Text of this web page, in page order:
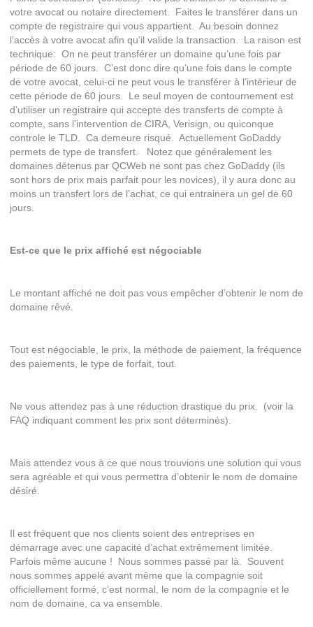
votre avocat ou notaire directement. Faites le transférer dans un
compte de registraire qui vous appartient. Au besoin donnez
l’accès à votre avocat afin qu’il valide la transaction. La raison est
technique: On ne peut transférer un domaine qu’une fois par
période de 60 jours. C’est donc dire qu’une fois dans le compte
de votre avocat, celui-ci ne peut vous le transférer à l’intérieur de
cette période de 60 jours. Le seul moyen de contournement est
d’utiliser un registraire qui accepte des transferts de compte à
compte, sans l’intervention de CIRA, Verisign, ou quiconque
controle le TLD. Ca demeure risqué. Actuellement GoDaddy
permets de type de transfert. Notez que généralement les
domaines détenus par QCWeb ne sont pas chez GoDaddy (ils
sont hors de prix mais parfait pour les novices), il y aura donc au
moins un transfert lors de l’achat, ce qui entrainera un gel de 60
jours.
Est-ce que le prix affiché est négociable
Le montant affiché ne doit pas vous empêcher d’obtenir le nom de
domaine rêvé.
Tout est négociable, le prix, la méthode de paiement, la fréquence
des paiements, le type de forfait, tout.
Ne vous attendez pas à une réduction drastique du prix. (voir la
FAQ indiquant comment les prix sont déterminés).
Mais attendez vous à ce que nous trouvions une solution qui vous
sera agréable et qui vous permettra d’obtenir le nom de domaine
désiré.
Il est fréquent que nos clients soient des entreprises en
démarrage avec une capacité d’achat extrêmement limitée.
Parfois même aucune ! Nous sommes passé par là. Souvent
nous sommes appelé avant même que la compagnie soit
officiellement formé, c’est normal, le nom de la compagnie et le
nom de domaine, ca va ensemble.